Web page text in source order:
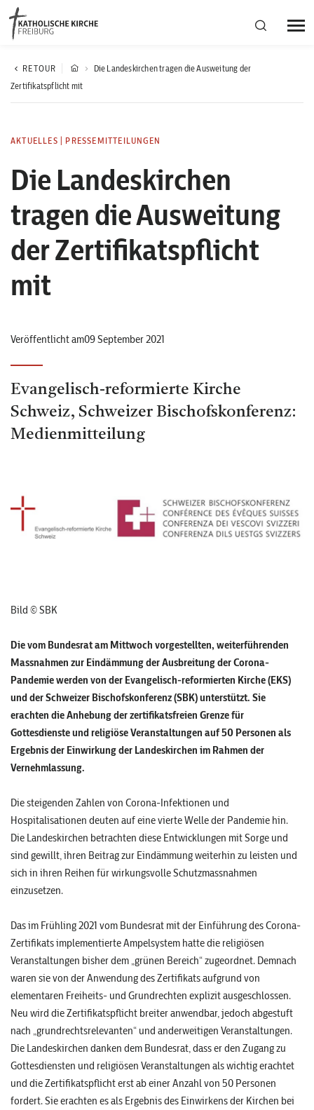
Bistumsregion Deutschfreiburg
Kantonale Körperschaft
Aktuelles
RETOUR
Die Landeskirchen tragen die Ausweitung der
Zertifikatspflicht mit
AKTUELLES PRESSEMITTEILUNGEN
Die Landeskirchen
tragen die Ausweitung
der Zertifikatspflicht
mit
Veröffentlicht am09 September 2021
Evangelisch-reformierte Kirche
Schweiz, Schweizer Bischofskonferenz:
Medienmitteilung
Bild © SBK
Die vom Bundesrat am Mittwoch vorgestellten, weiterführenden
Massnahmen zur Eindämmung der Ausbreitung der Corona-
Pandemie werden von der Evangelisch-reformierten Kirche (EKS)
und der Schweizer Bischofskonferenz (SBK) unterstützt. Sie
erachten die Anhebung der zertifikatsfreien Grenze für
Gottesdienste und religiöse Veranstaltungen auf 50 Personen als
Ergebnis der Einwirkung der Landeskirchen im Rahmen der
Vernehmlassung.
Die steigenden Zahlen von Corona-Infektionen und
Hospitalisationen deuten auf eine vierte Welle der Pandemie hin.
Die Landeskirchen betrachten diese Entwicklungen mit Sorge und
sind gewillt, ihren Beitrag zur Eindämmung weiterhin zu leisten und
sich in ihren Reihen für wirkungsvolle Schutzmassnahmen
einzusetzen.
Das im Frühling 2021 vom Bundesrat mit der Einführung des Corona-
Zertifikats implementierte Ampelsystem hatte die religiösen
Veranstaltungen bisher dem „grünen Bereich“ zugeordnet. Demnach
waren sie von der Anwendung des Zertifikats aufgrund von
elementaren Freiheits- und Grundrechten explizit ausgeschlossen.
Neu wird die Zertifikatspflicht breiter anwendbar, jedoch abgestuft
nach „grundrechtsrelevanten“ und anderweitigen Veranstaltungen.
Die Landeskirchen danken dem Bundesrat, dass er den Zugang zu
Gottesdiensten und religiösen Veranstaltungen als wichtig erachtet
und die Zertifikatspflicht erst ab einer Anzahl von 50 Personen
fordert. Sie erachten es als Ergebnis des Einwirkens der Kirchen bei